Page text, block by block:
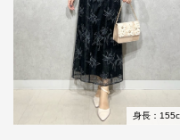
身長：